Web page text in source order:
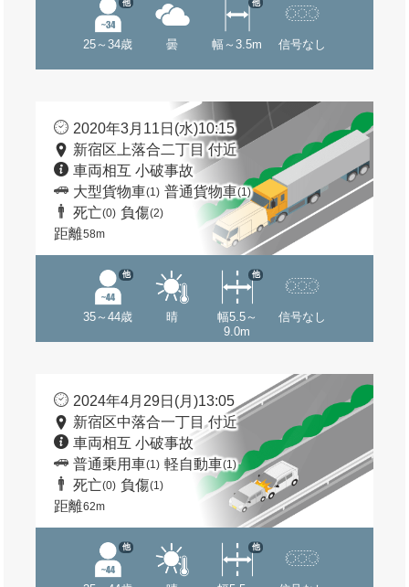
25～34歳
他
曇 幅～3.5m
他
信号なし
2020年3月11日(水)10:15
新宿区上落合二丁目 付近
車両相互 小破事故
大型貨物車(1) 普通貨物車(1)
死亡(0) 負傷(2)
距離58m
35～44歳
他
晴
幅5.5～
9.0m
他
信号なし
2024年4月29日(月)13:05
新宿区中落合一丁目 付近
車両相互 小破事故
普通乗用車(1) 軽自動車(1)
死亡(0) 負傷(1)
距離62m
他 他